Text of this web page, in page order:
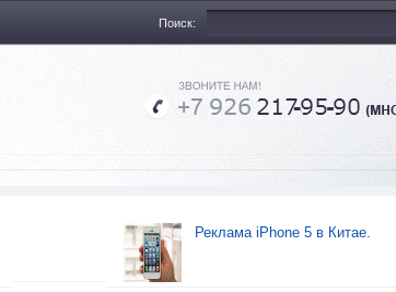
Поиск:
Реклама iPhone 5 в Китае.